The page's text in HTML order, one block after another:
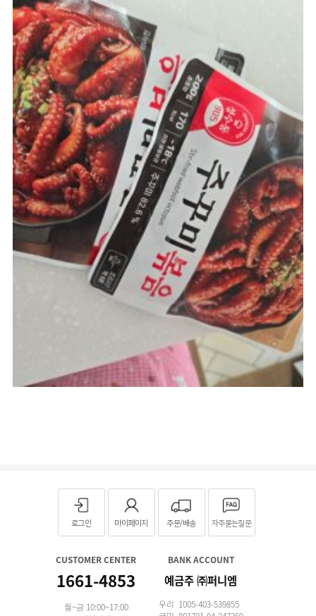
로그인 마이페이지 주문/배송 자주묻는질문
CUSTOMER CENTER
1661-4853
월~금 10:00~17:00
BANK ACCOUNT
예금주 ㈜퍼니엠
우리 1005-403-539855